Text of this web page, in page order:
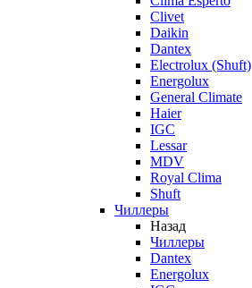
Clivet
Daikin
Dantex
Electrolux (Shuft)
Energolux
General Climate
Haier
IGC
Lessar
MDV
Royal Clima
Shuft
Чиллеры
Назад
Чиллеры
Dantex
Energolux